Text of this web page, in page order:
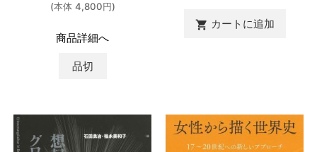
(本体 4,800円)
商品詳細へ
品切
 カートに追加